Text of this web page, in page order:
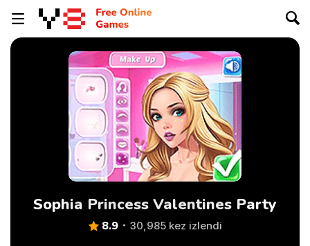
Sophia Princess Valentines Party
8.9 30,985 kez izlendi